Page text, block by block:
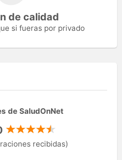
de calidad
si fueras por privado
de SaludOnNet
recibidas)